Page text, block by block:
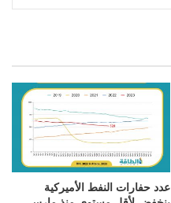
عدد حفارات النفط الأميركية